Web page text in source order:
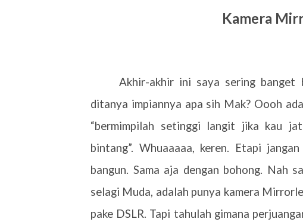
Kamera
Akhir-akhir ini saya sering banget
ditanya impiannya apa sih Mak? Oooh
“bermimpilah setinggi langit jika kau
bintang”. Whuaaaaa, keren. Etapi
bangun. Sama aja dengan bohong. Nah
selagi Muda, adalah punya kamera
pake DSLR. Tapi tahulah gimana